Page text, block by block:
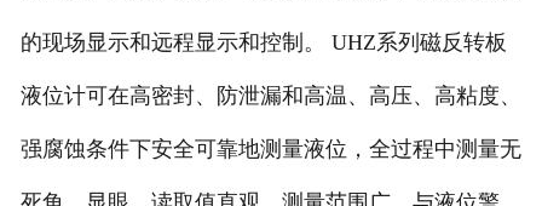
的现场显示和远程显示和控制。 UHZ系列磁反转板
液位计可在高密封、防泄漏和高温、高压、高粘度、
强腐蚀条件下安全可靠地测量液位，全过程中测量无